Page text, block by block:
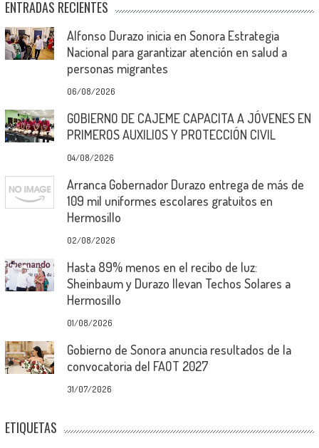
ENTRADAS RECIENTES
Alfonso Durazo inicia en Sonora Estrategia
Nacional para garantizar atención en salud a
personas migrantes
06/08/2026
GOBIERNO DE CAJEME CAPACITA A JÓVENES EN
PRIMEROS AUXILIOS Y PROTECCIÓN CIVIL
04/08/2026
Arranca Gobernador Durazo entrega de más de
109 mil uniformes escolares gratuitos en
Hermosillo
02/08/2026
Hasta 89% menos en el recibo de luz:
Sheinbaum y Durazo llevan Techos Solares a
Hermosillo
01/08/2026
Gobierno de Sonora anuncia resultados de la
convocatoria del FAOT 2027
31/07/2026
ETIQUETAS